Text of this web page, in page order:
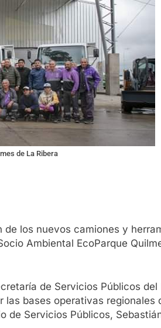
de La Ribera
de los nuevos camiones y
Ambiental EcoParque
de Servicios Públicos
bases operativas
de Servicios Públicos,